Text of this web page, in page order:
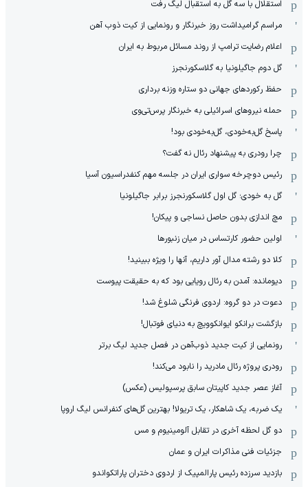
استقلال با سه گل به استقبال لیگ رفت
مراسم گرامیداشت روز خبرنگار و رونمایی از کیت ذوب آهن
اعلام رضایت ترامپ از روند مسائل مربوط به ایران
گل دوم جاگیلونیا به گلاسکورنجرز
حفظ رکوردهای جهانی دو ستاره وزنه برداری
حمله نیروهای اسرائیلی به خبرنگار پرس‌تی‌وی
پاسخ گل‌به‌خودی، گل‌به‌خودی بود!
چرا رودری به پیشنهاد رئال نه گفت؟
رئیس دوچرخه سواری ایران در جلسه مهم کنفدراسیون آسیا
گل به خودی؛ گل اول گلاسکورنجرز برابر جاگیلونیا
مچ اندازی بدون حاصل نساجی و پیکان!
اولین حضور کارتساس در میان زنبورها
کلا دو‌ رشته مدال آور داریم، آنها را ویژه ببینید!
دیومانده: آمدن به رئال رویایی بود که به حقیقت پیوست
دعوت در دو گروه: اردوی فرنگی شلوغ شد!
بازگشت برانکو ایوانکوویچ به دنیای فوتبال!
رونمایی از کیت جدید ذوب‌آهن در فصل جدید لیگ برتر
رودری پروژه رئال مادرید را نابود می‌کند!
آغاز عصر جدید کاپیتان سابق پرسپولیس (عکس)
یک ضربه، یک شاهکار، یک تریولا! بهترین گل‌های کنفرانس لیگ اروپا
دو گل لحظه آخری در تقابل آلومینیوم و مس
جزئیات فنی مذاکرات ایران و عمان
بازدید سرزده رئیس پارالمپیک از اردوی دختران پاراتکواندو